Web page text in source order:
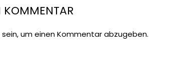
KOMMENTAR
sein, um einen Kommentar abzugeben.